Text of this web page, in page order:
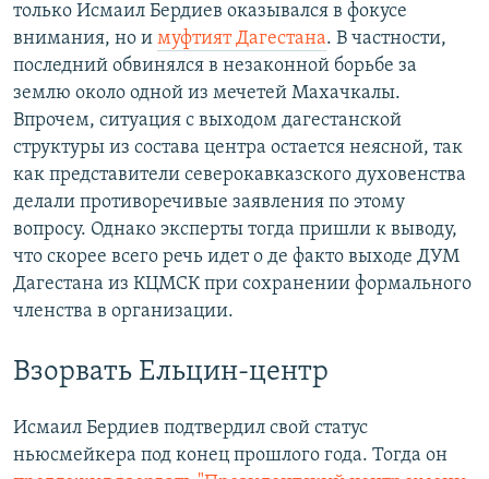
только Исмаил Бердиев оказывался в фокусе
внимания, но и муфтият Дагестана. В частности,
последний обвинялся в незаконной борьбе за
землю около одной из мечетей Махачкалы.
Впрочем, ситуация с выходом дагестанской
структуры из состава центра остается неясной, так
как представители северокавказского духовенства
делали противоречивые заявления по этому
вопросу. Однако эксперты тогда пришли к выводу,
что скорее всего речь идет о де факто выходе ДУМ
Дагестана из КЦМСК при сохранении формального
членства в организации.
Взорвать Ельцин-центр
Исмаил Бердиев подтвердил свой статус
ньюсмейкера под конец прошлого года. Тогда он